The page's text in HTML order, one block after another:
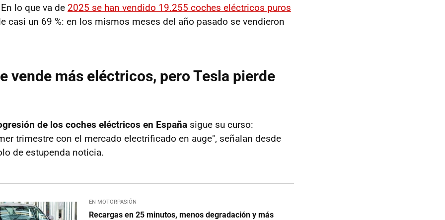
lo que va de 2025 se han vendido 19.255 coches eléctricos puros
casi un 69 %: en los mismos meses del año pasado se vendieron
vende más eléctricos, pero Tesla pierde
de los coches eléctricos en España sigue su curso:
trimestre con el mercado electrificado en auge", señalan desde
de estupenda noticia.
EN MOTORPASIÓN
Recargas en 25 minutos, menos degradación y más